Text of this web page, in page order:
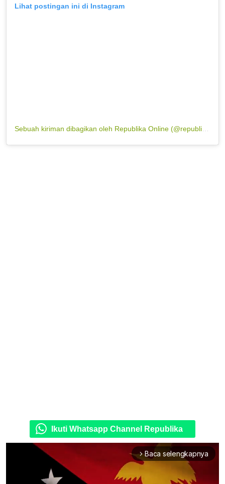
Lihat postingan ini di Instagram
Ikuti Whatsapp Channel Republika
arrow_forward_ios Baca selengkapnya